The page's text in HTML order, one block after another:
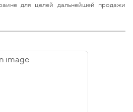
для целей дальнейшей продажи